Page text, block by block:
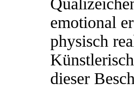
emotional
physisch
dieser